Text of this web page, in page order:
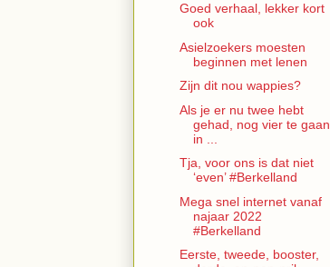
Goed verhaal, lekker kort
ook
Asielzoekers moesten
beginnen met lenen
Zijn dit nou wappies?
Als je er nu twee hebt
gehad, nog vier te gaan
in ...
Tja, voor ons is dat niet
‘even’ #Berkelland
Mega snel internet vanaf
najaar 2022
#Berkelland
Eerste, tweede, booster,